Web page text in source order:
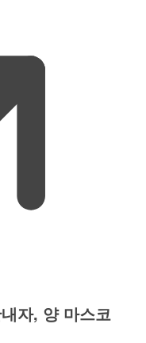
자, 양 마스코